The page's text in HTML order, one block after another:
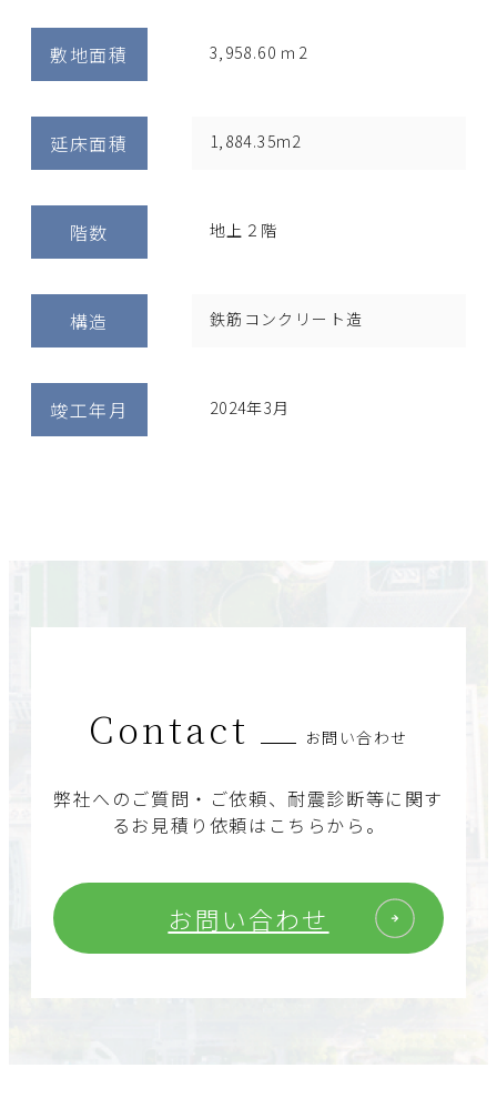
敷地面積 3,958.60 ｍ2
延床面積 1,884.35m2
階数 地上２階
構造 鉄筋コンクリート造
竣工年月 2024年3月
Contact お問い合わせ
弊社へのご質問・ご依頼、耐震診断等に関す
るお見積り依頼はこちらから。
お問い合わせ